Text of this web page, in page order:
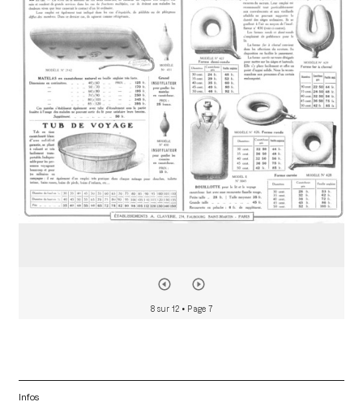
M
8 sur 12 • Page 7
Infos